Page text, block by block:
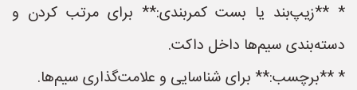
* **زیپ‌بند یا بست کمربندی:** برای مرتب کردن و
دسته‌بندی سیم‌ها داخل داکت.
* **برچسب:** برای شناسایی و علامت‌گذاری سیم‌ها.